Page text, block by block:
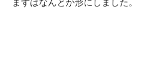
まずはなんとか形にしました。